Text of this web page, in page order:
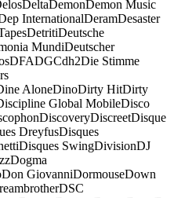
DeltaDemonDemon Music
InternationalDeramDesaster
DetritiDeutsche
MundiDeutscher
DFADGCdh2Die Stimme
AloneDinoDirty HitDirty
Global MobileDisco
DiscoveryDiscreetDisque
DreyfusDisques
Disques SwingDivisionDJ
Dogma
Don GiovanniDormouseDown
DSC